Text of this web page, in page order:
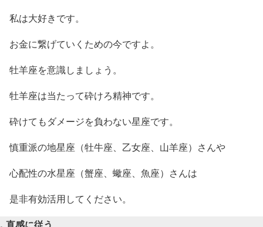
私は大好きです。
お金に繋げていくための今ですよ。
牡羊座を意識しましょう。
牡羊座は当たって砕けろ精神です。
砕けてもダメージを負わない星座です。
慎重派の地星座（牡牛座、乙女座、山羊座）さんや
心配性の水星座（蟹座、蠍座、魚座）さんは
是非有効活用してください。